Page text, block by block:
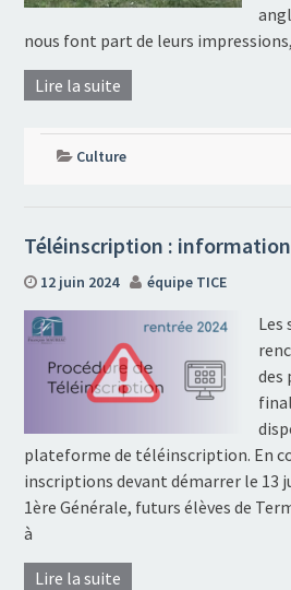
nous font part de leurs impressions,
Lire la suite
Culture
Téléinscription :
12 juin 2024 équipe TICE
Les
des
plateforme de téléinscription. En
inscriptions devant démarrer le 13
1ère Générale, futurs élèves de
à
Lire la suite